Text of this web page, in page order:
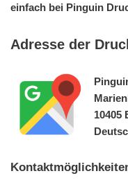
einfach bei Pinguin
Adresse der
10405